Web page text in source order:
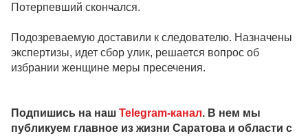
Потерпевший скончался.
Подозреваемую доставили к следователю. Назначены
экспертизы, идет сбор улик, решается вопрос об
избрании женщине меры пресечения.
Подпишись на наш Telegram-канал. В нем мы
публикуем главное из жизни Саратова и области с